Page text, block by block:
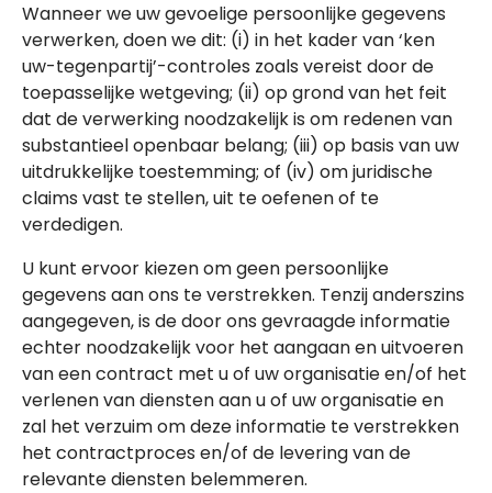
Wanneer we uw gevoelige persoonlijke gegevens
verwerken, doen we dit: (i) in het kader van ‘ken
uw-tegenpartij’-controles zoals vereist door de
toepasselijke wetgeving; (ii) op grond van het feit
dat de verwerking noodzakelijk is om redenen van
substantieel openbaar belang; (iii) op basis van uw
uitdrukkelijke toestemming; of (iv) om juridische
claims vast te stellen, uit te oefenen of te
verdedigen.
U kunt ervoor kiezen om geen persoonlijke
gegevens aan ons te verstrekken. Tenzij anderszins
aangegeven, is de door ons gevraagde informatie
echter noodzakelijk voor het aangaan en uitvoeren
van een contract met u of uw organisatie en/of het
verlenen van diensten aan u of uw organisatie en
zal het verzuim om deze informatie te verstrekken
het contractproces en/of de levering van de
relevante diensten belemmeren.